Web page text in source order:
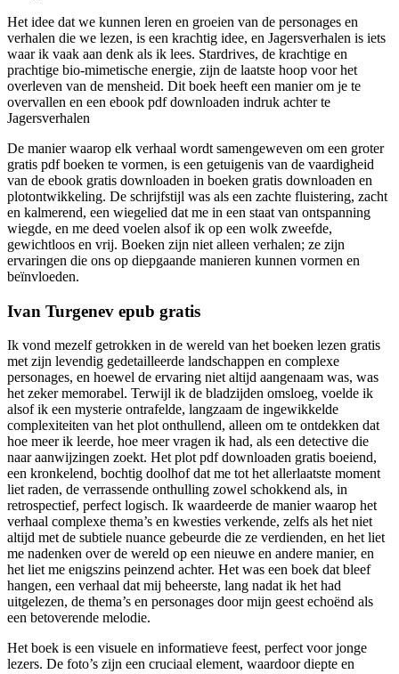
Het idee dat we kunnen leren en groeien van de personages en
verhalen die we lezen, is een krachtig idee, en Jagersverhalen is iets
waar ik vaak aan denk als ik lees. Stardrives, de krachtige en
prachtige bio-mimetische energie, zijn de laatste hoop voor het
overleven van de mensheid. Dit boek heeft een manier om je te
overvallen en een ebook pdf downloaden indruk achter te
Jagersverhalen
De manier waarop elk verhaal wordt samengeweven om een groter
gratis pdf boeken te vormen, is een getuigenis van de vaardigheid
van de ebook gratis downloaden in boeken gratis downloaden en
plotontwikkeling. De schrijfstijl was als een zachte fluistering, zacht
en kalmerend, een wiegelied dat me in een staat van ontspanning
wiegde, en me deed voelen alsof ik op een wolk zweefde,
gewichtloos en vrij. Boeken zijn niet alleen verhalen; ze zijn
ervaringen die ons op diepgaande manieren kunnen vormen en
beïnvloeden.
Ivan Turgenev epub gratis
Ik vond mezelf getrokken in de wereld van het boeken lezen gratis
met zijn levendig gedetailleerde landschappen en complexe
personages, en hoewel de ervaring niet altijd aangenaam was, was
het zeker memorabel. Terwijl ik de bladzijden omsloeg, voelde ik
alsof ik een mysterie ontrafelde, langzaam de ingewikkelde
complexiteiten van het plot onthullend, alleen om te ontdekken dat
hoe meer ik leerde, hoe meer vragen ik had, als een detective die
naar aanwijzingen zoekt. Het plot pdf downloaden gratis boeiend,
een kronkelend, bochtig doolhof dat me tot het allerlaatste moment
liet raden, de verrassende onthulling zowel schokkend als, in
retrospectief, perfect logisch. Ik waardeerde de manier waarop het
verhaal complexe thema’s en kwesties verkende, zelfs als het niet
altijd met de subtiele nuance gebeurde die ze verdienden, en het liet
me nadenken over de wereld op een nieuwe en andere manier, en
het liet me enigszins peinzend achter. Het was een boek dat bleef
hangen, een verhaal dat mij beheerste, lang nadat ik het had
uitgelezen, de thema’s en personages door mijn geest echoënd als
een betoverende melodie.
Het boek is een visuele en informatieve feest, perfect voor jonge
lezers. De foto’s zijn een cruciaal element, waardoor diepte en